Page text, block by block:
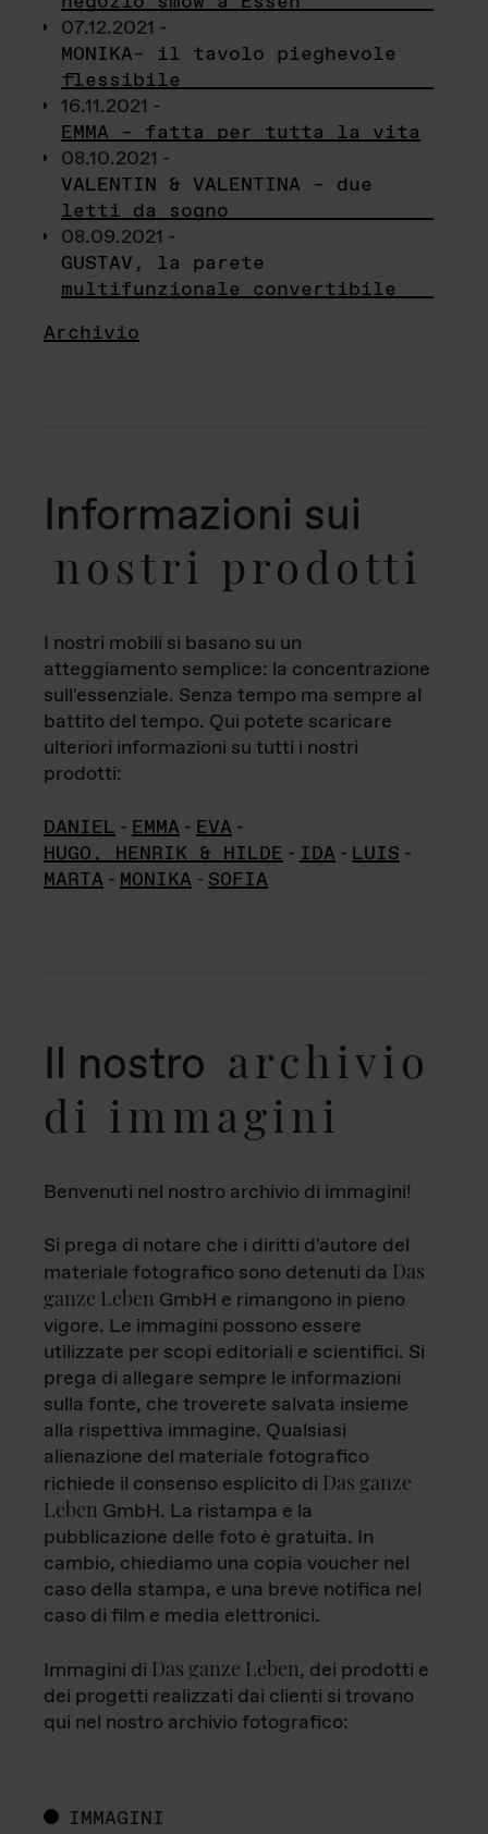
07.12.2021 -
MONIKA– il tavolo pieghevole
flessibile
16.11.2021 -
EMMA – fatta per tutta la vita
08.10.2021 -
VALENTIN & VALENTINA – due
letti da sogno
08.09.2021 -
GUSTAV, la parete
multifunzionale convertibile
Archivio
Informazioni sui
nostri prodotti
I nostri mobili si basano su un
atteggiamento semplice: la concentrazione
sull'essenziale. Senza tempo ma sempre al
battito del tempo. Qui potete scaricare
ulteriori informazioni su tutti i nostri
prodotti:
DANIEL - EMMA - EVA -
HUGO, HENRIK & HILDE - IDA - LUIS -
MARTA - MONIKA - SOFIA
Il nostro archivio
di immagini
Benvenuti nel nostro archivio di immagini!
Si prega di notare che i diritti d'autore del
materiale fotografico sono detenuti da Das
ganze Leben GmbH e rimangono in pieno
vigore. Le immagini possono essere
utilizzate per scopi editoriali e scientifici. Si
prega di allegare sempre le informazioni
sulla fonte, che troverete salvata insieme
alla rispettiva immagine. Qualsiasi
alienazione del materiale fotografico
richiede il consenso esplicito di Das ganze
Leben GmbH. La ristampa e la
pubblicazione delle foto è gratuita. In
cambio, chiediamo una copia voucher nel
caso della stampa, e una breve notifica nel
caso di film e media elettronici.
Immagini di Das ganze Leben, dei prodotti e
dei progetti realizzati dai clienti si trovano
qui nel nostro archivio fotografico:
IMMAGINI